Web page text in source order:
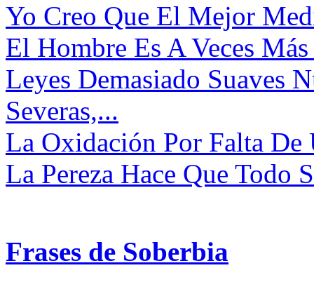
Yo Creo Que El Mejor
El Hombre Es A Veces
Leyes Demasiado Suaves
Severas,...
La Oxidación Por Falta De
La Pereza Hace Que Todo
Frases de Soberbia